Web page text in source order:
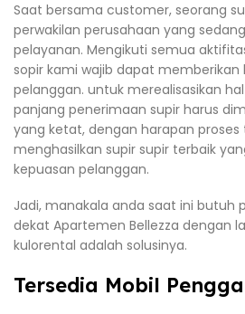
Saat bersama customer, seorang
perwakilan perusahaan yang
pelayanan. Mengikuti semua
sopir kami wajib dapat memberikan
pelanggan. untuk merealisasikan
panjang penerimaan supir harus
yang ketat, dengan harapan
menghasilkan supir supir terbaik
kepuasan pelanggan.
Jadi, manakala anda saat ini butuh
dekat Apartemen Bellezza dengan
kulorental adalah solusinya.
Tersedia Mobil